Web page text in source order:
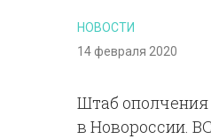
НОВОСТИ
14 февраля 2020
Штаб ополчения
в Новороссии.